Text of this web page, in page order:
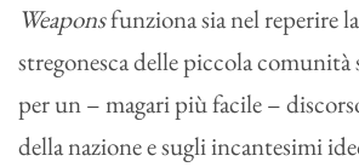
Weaponsfunziona sia nel reperire
stregonesca delle piccola
per un – magari più facile –
della nazione e sugli incantesimi